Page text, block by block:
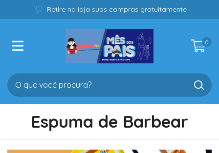
Retire na loja suas compras gratuitamente
0
Espuma de Barbear